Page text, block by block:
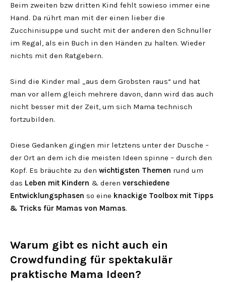
Beim zweiten bzw dritten Kind fehlt sowieso immer eine
Hand. Da rührt man mit der einen lieber die
Zucchinisuppe und sucht mit der anderen den Schnuller
im Regal, als ein Buch in den Händen zu halten. Wieder
nichts mit den Ratgebern.
Sind die Kinder mal „aus dem Grobsten raus“ und hat
man vor allem gleich mehrere davon, dann wird das auch
nicht besser mit der Zeit, um sich Mama technisch
fortzubilden.
Diese Gedanken gingen mir letztens unter der Dusche –
der Ort an dem ich die meisten Ideen spinne – durch den
Kopf. Es bräuchte zu den wichtigsten Themen rund um
das Leben mit Kindern & deren verschiedene
Entwicklungsphasen so eine knackige Toolbox mit Tipps
& Tricks für Mamas von Mamas.
Warum gibt es nicht auch ein
Crowdfunding für spektakulär
praktische Mama Ideen?